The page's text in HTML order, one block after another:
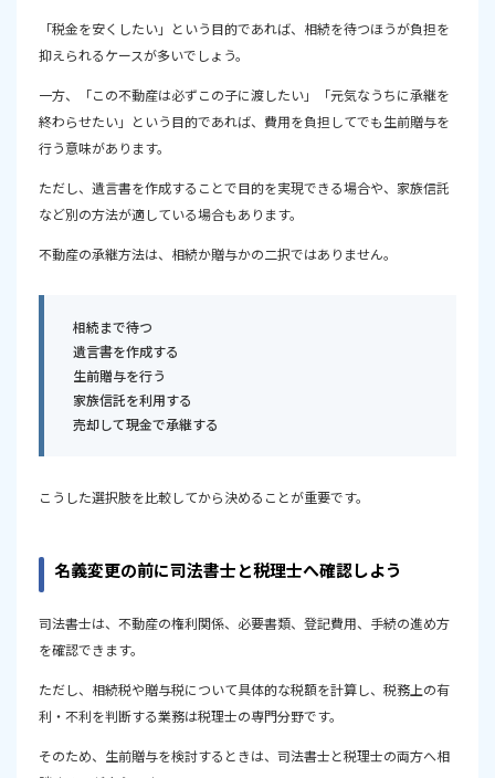
「税金を安くしたい」という目的であれば、相続を待つほうが負担を
抑えられるケースが多いでしょう。
一方、「この不動産は必ずこの子に渡したい」「元気なうちに承継を
終わらせたい」という目的であれば、費用を負担してでも生前贈与を
行う意味があります。
ただし、遺言書を作成することで目的を実現できる場合や、家族信託
など別の方法が適している場合もあります。
不動産の承継方法は、相続か贈与かの二択ではありません。
相続まで待つ
遺言書を作成する
生前贈与を行う
家族信託を利用する
売却して現金で承継する
こうした選択肢を比較してから決めることが重要です。
名義変更の前に司法書士と税理士へ確認しよう
司法書士は、不動産の権利関係、必要書類、登記費用、手続の進め方
を確認できます。
ただし、相続税や贈与税について具体的な税額を計算し、税務上の有
利・不利を判断する業務は税理士の専門分野です。
そのため、生前贈与を検討するときは、司法書士と税理士の両方へ相